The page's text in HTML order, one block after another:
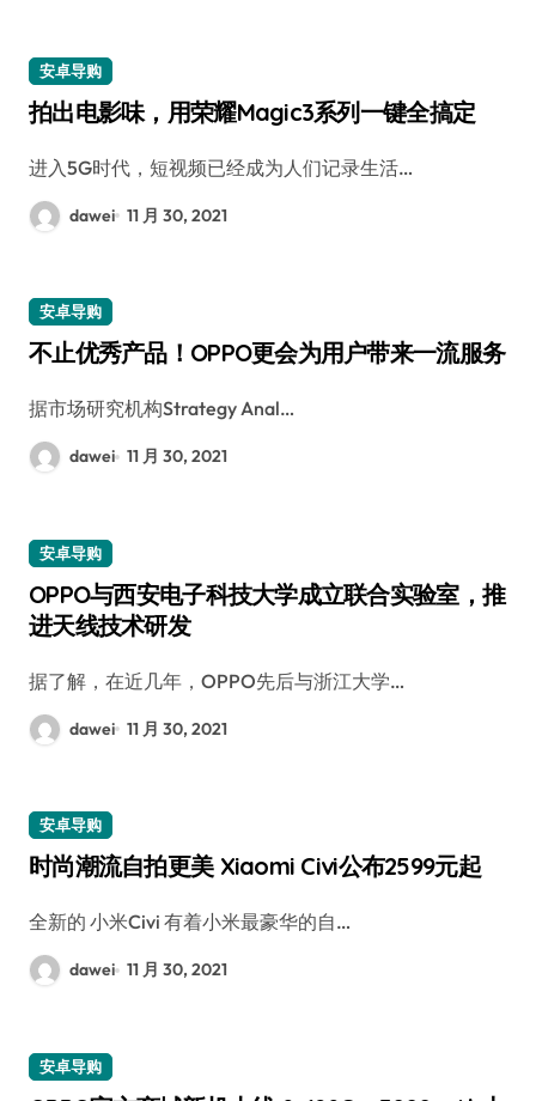
安卓导购
拍出电影味，用荣耀Magic3系列一键全搞定
进入5G时代，短视频已经成为人们记录生活…
dawei 11 月 30, 2021
安卓导购
不止优秀产品！OPPO更会为用户带来一流服务
据市场研究机构Strategy Anal…
dawei 11 月 30, 2021
安卓导购
OPPO与西安电子科技大学成立联合实验室，推
进天线技术研发
据了解，在近几年，OPPO先后与浙江大学…
dawei 11 月 30, 2021
安卓导购
时尚潮流自拍更美 Xiaomi Civi公布2599元起
全新的 小米Civi 有着小米最豪华的自…
dawei 11 月 30, 2021
安卓导购